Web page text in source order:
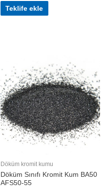
Teklife ekle
Döküm kromit kumu
Döküm Sınıfı Kromit Kum BA50
AFS50-55